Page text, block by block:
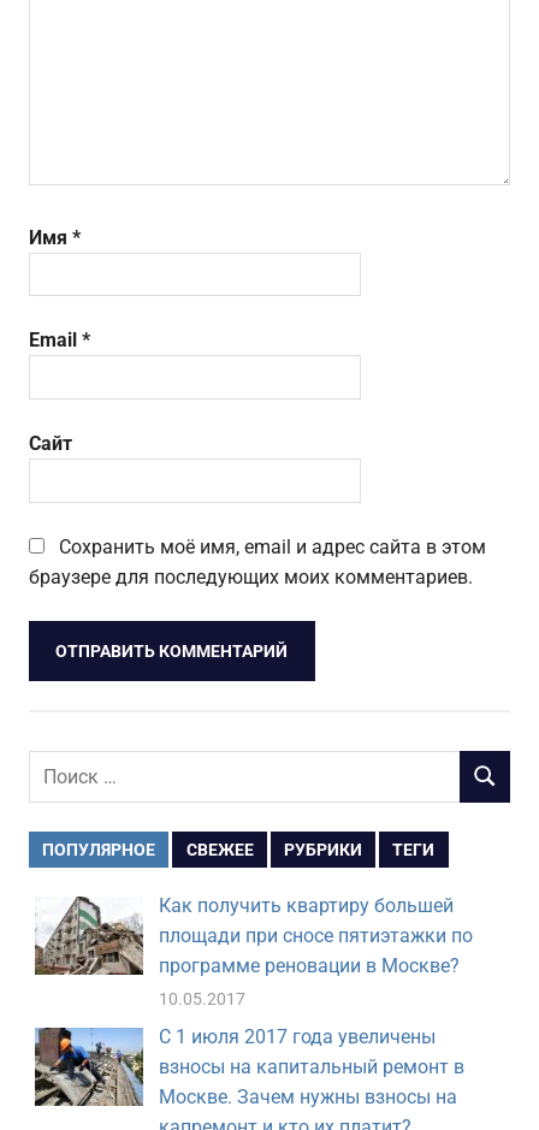
Имя *
Email *
Сайт
Сохранить моё имя, email и адрес сайта в этом
браузере для последующих моих комментариев.
Поиск
ПОИСК
ПОПУЛЯРНОЕ СВЕЖЕЕ РУБРИКИ ТЕГИ
Как получить квартиру большей
площади при сносе пятиэтажки по
программе реновации в Москве?
10.05.2017
С 1 июля 2017 года увеличены
взносы на капитальный ремонт в
Москве. Зачем нужны взносы на